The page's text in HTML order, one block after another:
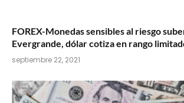
FOREX-Monedas sensibles al riesgo
Evergrande, dólar cotiza en rango
septiembre 22, 2021